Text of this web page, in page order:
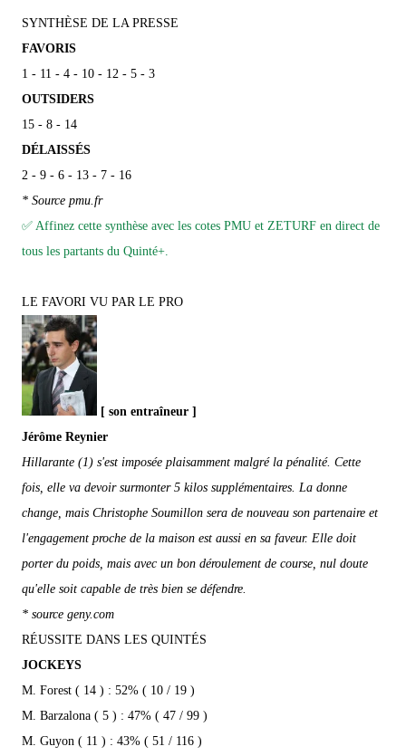
SYNTHÈSE DE LA PRESSE
FAVORIS
1 - 11 - 4 - 10 - 12 - 5 - 3
OUTSIDERS
15 - 8 - 14
DÉLAISSÉS
2 - 9 - 6 - 13 - 7 - 16
* Source pmu.fr
✅ Affinez cette synthèse avec les cotes PMU et ZETURF en direct de
tous les partants du Quinté+.
LE FAVORI VU PAR LE PRO
[ son entraîneur ]
Jérôme Reynier
Hillarante (1) s'est imposée plaisamment malgré la pénalité. Cette
fois, elle va devoir surmonter 5 kilos supplémentaires. La donne
change, mais Christophe Soumillon sera de nouveau son partenaire et
l'engagement proche de la maison est aussi en sa faveur. Elle doit
porter du poids, mais avec un bon déroulement de course, nul doute
qu'elle soit capable de très bien se défendre.
* source geny.com
RÉUSSITE DANS LES QUINTÉS
JOCKEYS
M. Forest ( 14 ) : 52% ( 10 / 19 )
M. Barzalona ( 5 ) : 47% ( 47 / 99 )
M. Guyon ( 11 ) : 43% ( 51 / 116 )